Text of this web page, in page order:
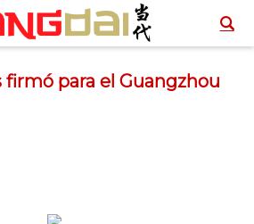
firmó para el Guangzhou